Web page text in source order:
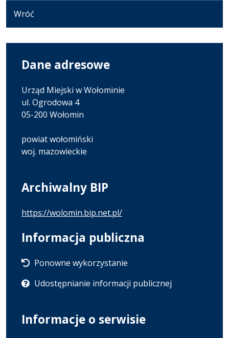
Wróć
Dane adresowe
Urząd Miejski w Wołominie
ul. Ogrodowa 4
05-200 Wołomin
powiat wołomiński
woj. mazowieckie
Archiwalny BIP
https://wolomin.bip.net.pl/
Informacja publiczna
Ponowne wykorzystanie
Udostępnianie informacji publicznej
Informacje o serwisie